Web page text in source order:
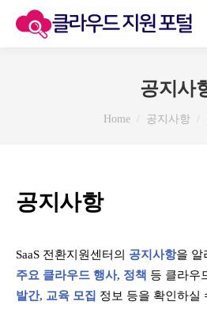
공지사
You are here:
Home 공지사항
공지사항
SaaS 전환지원센터의 공지사항을 알
주요 클라우드 행사, 정책 등 클라우
발간, 교육 모집 정보 등을 확인하실